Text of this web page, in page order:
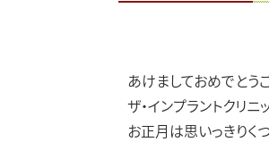
あけましておめでとう
ザ・インプラントクリニ
お正月は思いっきりく